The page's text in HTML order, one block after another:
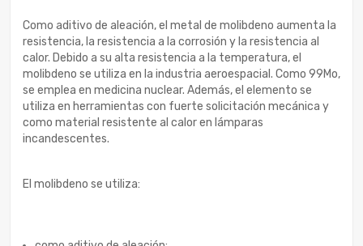
Como aditivo de aleación, el metal de molibdeno aumenta la
resistencia, la resistencia a la corrosión y la resistencia al
calor. Debido a su alta resistencia a la temperatura, el
molibdeno se utiliza en la industria aeroespacial. Como 99Mo,
se emplea en medicina nuclear. Además, el elemento se
utiliza en herramientas con fuerte solicitación mecánica y
como material resistente al calor en lámparas
incandescentes.
El molibdeno se utiliza: